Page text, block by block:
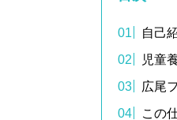
自己
児童
広尾
この